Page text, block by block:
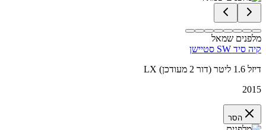
מלפנים שמאל
קיה סיד SW סטיישן
LX דיזל 1.6 ליטר (דור 2 מעודכן)
2015
הסר